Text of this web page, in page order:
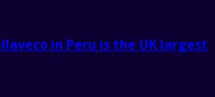
in Peru is the UK largest